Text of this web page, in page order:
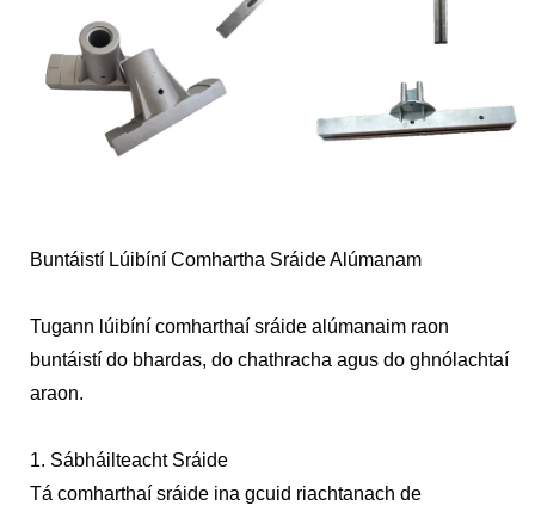
Buntáistí Lúibíní Comhartha Sráide Alúmanam
Tugann lúibíní comharthaí sráide alúmanaim raon
buntáistí do bhardas, do chathracha agus do ghnólachtaí
araon.
1. Sábháilteacht Sráide
Tá comharthaí sráide ina gcuid riachtanach de